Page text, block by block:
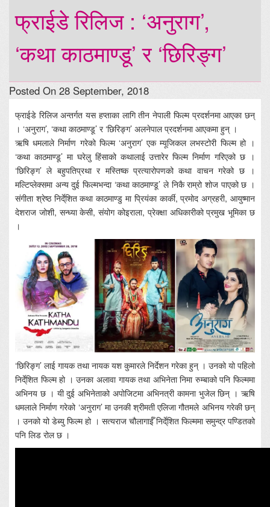
फ्राईडे रिलिज : ‘अनुराग’,
‘कथा काठमाण्डू’ र ‘छिरिङ्ग’
Posted On 28 September, 2018
फ्राईडे रिलिज अन्तर्गत यस हप्ताका लागि तीन नेपाली फिल्म प्रदर्शनमा आएका छन्
। ‘अनुराग’, ‘कथा काठमाण्डू’ र ‘छिरिङ्ग’ अलनेपाल प्रदर्शनमा आएकमा हुन् ।
ऋषि धमलाले निर्माण गरेको फिल्म ‘अनुराग’ एक म्यूजिकल लभस्टोरी फिल्म हो ।
‘कथा काठमाण्डू’ मा घरेलु हिंसाको कथालाई उत्तारेर फिल्म निर्माण गरिएको छ ।
‘छिरिङ्ग’ ले बहुपतिप्रथा र मस्तिष्क प्रत्यारोपणको कथा वाचन गरेको छ ।
मल्टिप्लेक्समा अन्य दुई फिल्मभन्दा ‘कथा काठमाण्डू’ ले निकै राम्रो शोज पाएको छ ।
संगीता श्रेष्ठ निर्दे्शित कथा काठमाण्डु मा प्रियंका कार्की, प्रमोद अग्रहरी, आयुष्मान
देशराज जोशी, सन्ध्या केसी, संयोग कोइराला, प्रेक्क्षा अधिकारीको प्रमुख भूमिका छ
।
‘छिरिङ्ग’ लाई गायक तथा नायक यश कुमारले निर्देशन गरेका हुन् । उनको यो पहिलो
निर्दे्शित फिल्म हो । उनका अलावा गायक तथा अभिनेता निमा रुम्बाको पनि फिल्ममा
अभिनय छ । यी दुई अभिनेताको अपोजिटमा अभिनत्री कामना भुजेल छिन् । ऋषि
धमलाले निर्माण गरेको ‘अनुराग’ मा उनकी श्रीमती एलिजा गौतमले अभिनय गरेकी छन्
। उनको यो डेब्यु फिल्म हो । सत्यराज चौलागाईँ निर्दे्शित फिल्ममा समुन्द्र पण्डितको
पनि लिड रोल छ ।